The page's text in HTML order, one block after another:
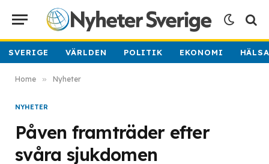
SVERIGE VÄRLDEN POLITIK EKONOMI
Home » Nyheter
NYHETER
Påven framträder efter
svåra sjukdomen